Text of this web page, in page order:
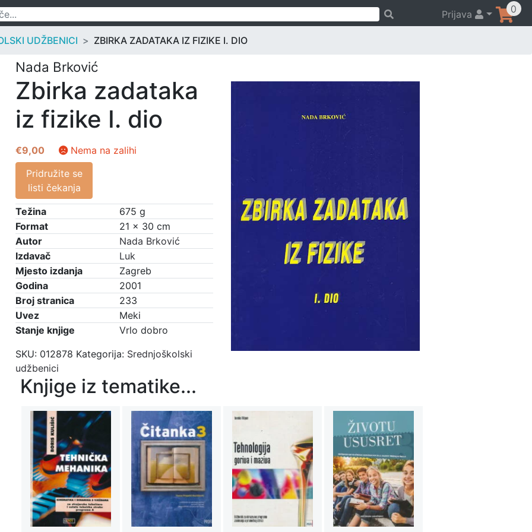
Prijava 0
UDŽBENICI ZBIRKA ZADATAKA IZ FIZIKE I. DIO
Nada Brković
Zbirka zadataka
iz fizike I. dio
€9,00
Nema na zalihi
Pridružite se
listi čekanja
Težina
675 g
Format
21 × 30 cm
Autor
Nada Brković
Izdavač
Luk
Mjesto izdanja
Zagreb
Godina
2001
Broj stranica
233
Uvez
Meki
Stanje knjige
Vrlo dobro
SKU: 012878 Kategorija: Srednjoškolski
udžbenici
Knjige iz tematike...